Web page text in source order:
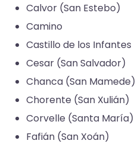
Calvor (San Estebo)​
Camino​
Castillo de los Infantes​
Cesar (San Salvador)
Chanca​ (San Mamede)​
Chorente (San Xulián)
Corvelle (Santa María)
Fafián (San Xoán)